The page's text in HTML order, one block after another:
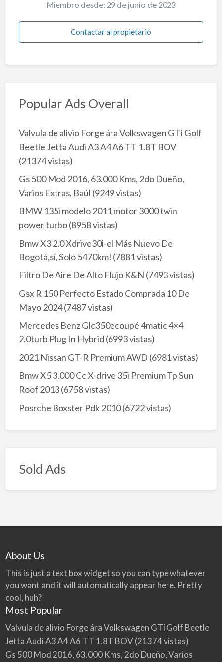
Miembro desde: 29 de junio de 2023
Contactar al propietario
Popular Ads Overall
Valvula de alivio Forge ára Volkswagen GTi Golf
Beetle Jetta Audi A3 A4 A6 TT 1.8T BOV
(21374 vistas)
Gs 500 Mod 2016, 63.000 Kms, 2do Dueño,
Varios Extras, Baúl (9249 vistas)
BMW 135i modelo 2011 motor 3000 twin
power turbo(8958 vistas)
Bmw X3 2.0 Xdrive30i-el Más Nuevo De
Bogotá,sí, Solo 5470km! (7881 vistas)
Filtro De Aire De Alto Flujo K&N (7493 vistas)
Gsx R 150 Perfecto Estado Comprada 10 De
Mayo 2024(7487 vistas)
Mercedes Benz Glc350ecoupé 4matic 4×4
2.0turb Plug In Hybrid (6993 vistas)
2021 Nissan GT-R Premium AWD (6981 vistas)
Bmw X5 3.000 Cc X-drive 35i Premium Tp Sun
Roof 2013(6758 vistas)
Posrche Boxster Pdk 2010(6722 vistas)
Sold Ads
About Us
This is just a text box widget so you can type whatever
you want and it will automatically appear here. Pretty
cool, huh?
Most Popular
Valvula de alivio Forge ára Volkswagen GTi Golf Beetle
Jetta Audi A3 A4 A6 TT 1.8T BOV(21374 vistas)
Gs 500 Mod 2016, 63.000 Kms, 2do Dueño, Varios